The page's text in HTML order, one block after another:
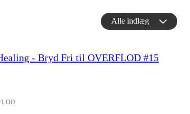
Alle indlæg
- Bryd Fri til OVERFLOD #15